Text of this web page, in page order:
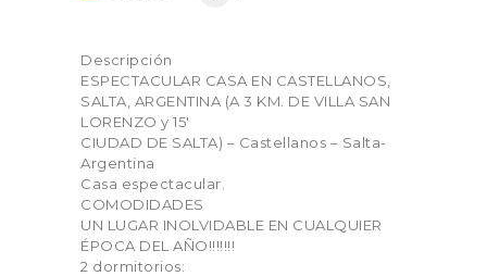
Descripción
ESPECTACULAR CASA EN CASTELLANOS,
SALTA, ARGENTINA (A 3 KM. DE VILLA SAN
LORENZO y 15′
CIUDAD DE SALTA) – Castellanos – Salta-
Argentina
Casa espectacular.
COMODIDADES
UN LUGAR INOLVIDABLE EN CUALQUIER
ÉPOCA DEL AÑO!!!!!!!
2 dormitorios: